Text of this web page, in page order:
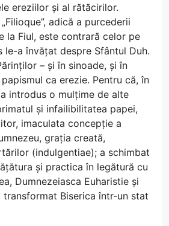
ereziilor și al rătăcirilor.
adică a purcederii
la Fiul, este contrară celor pe
le-a învățat despre Sfântul Duh.
– și în sinoade, și în
ca erezie. Pentru că, în
introdus o mulțime de alte
și infailibilitatea papei,
imaculata concepție a
grația creată,
(indulgentiae); a schimbat
și practica în legătură cu
Dumnezeiasca Euharistie și
transformat Biserica într-un stat